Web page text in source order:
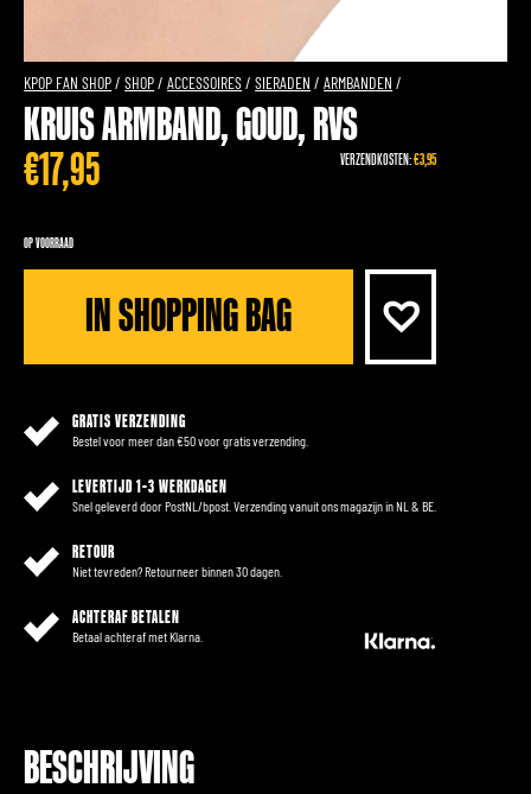
KPOP FAN SHOP /SHOP /ACCESSOIRES /SIERADEN /ARMBANDEN /
KRUIS ARMBAND, GOUD, RVS
€17,95 VERZENDKOSTEN:€3,95
OP VOORRAAD
IN SHOPPING BAG
GRATIS VERZENDING
Bestel voor meer dan €50 voor gratis verzending.
LEVERTIJD 1-3 WERKDAGEN
Snel geleverd door PostNL/bpost. Verzending vanuit ons magazijn in NL & BE.
RETOUR
Niet tevreden? Retourneer binnen 30 dagen.
ACHTERAF BETALEN
Betaal achteraf met Klarna.
BESCHRIJVING